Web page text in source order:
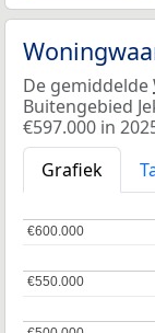
De gemiddelde
Buitengebied
€597.000 in
Grafiek
€550.000
€550.000
€600.000
€600.000